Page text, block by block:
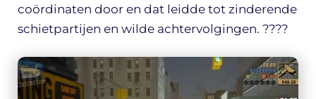
coördinaten door en dat leidde tot zinderende
schietpartijen en wilde achtervolgingen. ????